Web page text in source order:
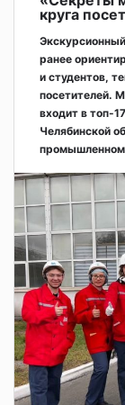
круга
ранее
и студентов,
посетителей.
входит в топ-
Челябинской